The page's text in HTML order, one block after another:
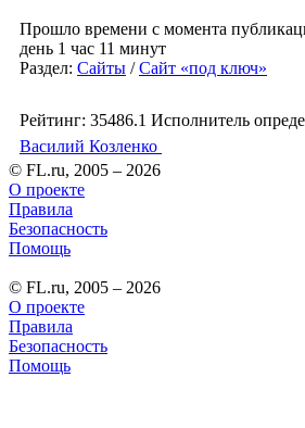
Прошло времени с момента
день 1 час 11 минут
Раздел: Сайты /Сайт «под ключ»
Рейтинг: 35486.1 Исполнитель
Василий Козленко
© FL.ru, 2005 – 2026
О проекте
Правила
Безопасность
Помощь
© FL.ru, 2005 – 2026
О проекте
Правила
Безопасность
Помощь